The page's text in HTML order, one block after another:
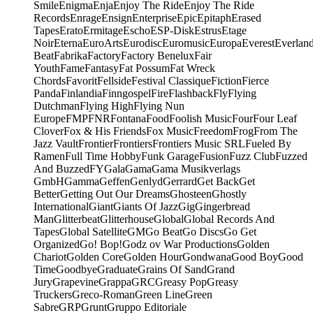
SmileEnigmaEnjaEnjoy The RideEnjoy The Ride
RecordsEnrageEnsignEnterpriseEpicEpitaphErased
TapesEratoErmitageEschoESP-DiskEstrusEtage
NoirEternaEuroArtsEurodiscEuromusicEuropaEverest
BeatFabrikaFactoryFactory BeneluxFair
YouthFameFantasyFat PossumFat Wreck
ChordsFavoritFellsideFestival ClassiqueFictionFierce
PandaFinlandiaFinngospelFireFlashbackFlyFlying
DutchmanFlying HighFlying Nun
EuropeFMPFNRFontanaFoodFoolish MusicFourFour Leaf
CloverFox & His FriendsFox MusicFreedomFrogFrom The
Jazz VaultFrontierFrontiersFrontiers Music SRLFueled By
RamenFull Time HobbyFunk GarageFusionFuzz ClubFuzzed
And BuzzedFYGalaGamaGama Musikverlags
GmbHGammaGeffenGenlydGerrardGet BackGet
BetterGetting Out Our DreamsGhosteenGhostly
InternationalGiantGiants Of JazzGigGingerbread
ManGlitterbeatGlitterhouseGlobalGlobal Records And
TapesGlobal SatelliteGMGo BeatGo DiscsGo Get
OrganizedGo! Bop!Godz ov War ProductionsGolden
ChariotGolden CoreGolden HourGondwanaGood BoyGood
TimeGoodbyeGraduateGrains Of SandGrand
JuryGrapevineGrappaGRCGreasy PopGreasy
TruckersGreco-RomanGreen LineGreen
SabreGRPGruntGruppo Editoriale